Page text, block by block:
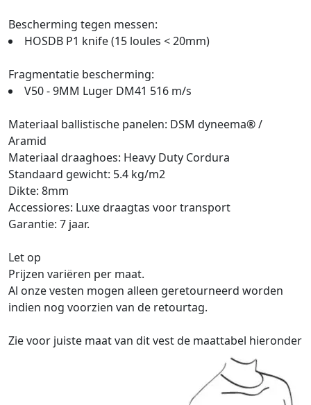
Bescherming tegen messen:
HOSDB P1 knife (15 loules < 20mm)
Fragmentatie bescherming:
V50 - 9MM Luger DM41 516 m/s
Materiaal ballistische panelen: DSM dyneema® /
Aramid
Materiaal draaghoes: Heavy Duty Cordura
Standaard gewicht: 5.4 kg/m2
Dikte: 8mm
Accessiores: Luxe draagtas voor transport
Garantie: 7 jaar.
Let op
Prijzen variëren per maat.
Al onze vesten mogen alleen geretourneerd worden
indien nog voorzien van de retourtag.
Zie voor juiste maat van dit vest de maattabel hieronder